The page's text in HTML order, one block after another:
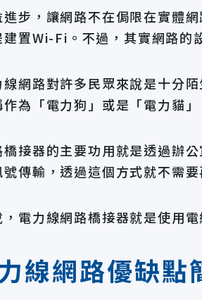
步，讓網路不在侷限在實體
建置Wi-Fi。不過，其實網路的
網路對許多民眾來說是十分
為「電力狗」或是「電力貓」
橋接器的主要功用就是透過辦
傳輸，透過這個方式就不需要
電力線網路橋接器就是使用
線網路優缺點